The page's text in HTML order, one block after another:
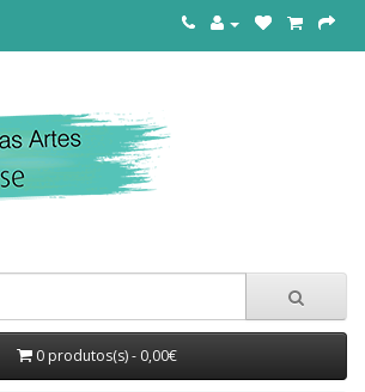
0 produtos(s) - 0,00€